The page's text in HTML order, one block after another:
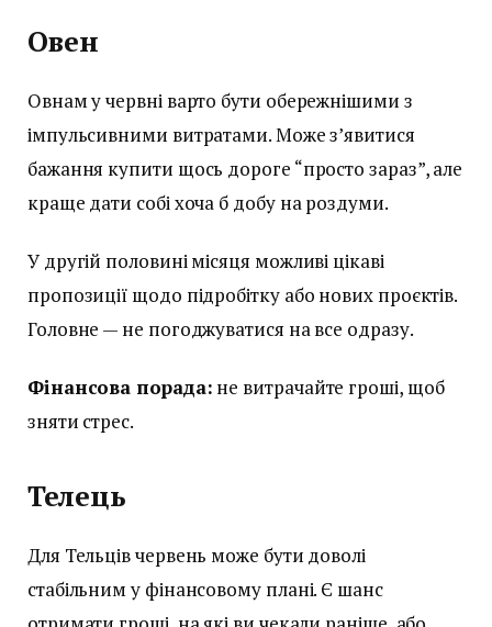
Овен
Овнам у червні варто бути обережнішими з
імпульсивними витратами. Може з’явитися
бажання купити щось дороге “просто зараз”, але
краще дати собі хоча б добу на роздуми.
У другій половині місяця можливі цікаві
пропозиції щодо підробітку або нових проєктів.
Головне — не погоджуватися на все одразу.
Фінансова порада: не витрачайте гроші, щоб
зняти стрес.
Телець
Для Тельців червень може бути доволі
стабільним у фінансовому плані. Є шанс